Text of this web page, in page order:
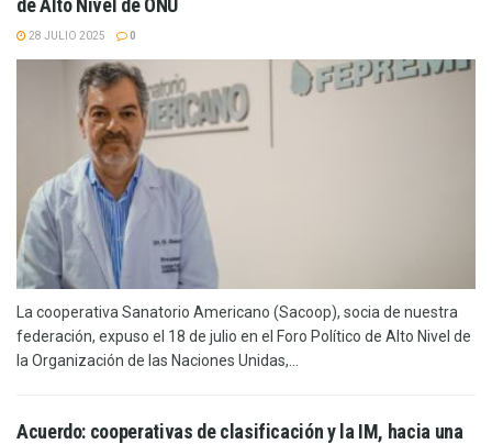
de Alto Nivel de ONU
28 JULIO 2025 0
La cooperativa Sanatorio Americano (Sacoop), socia de nuestra
federación, expuso el 18 de julio en el Foro Político de Alto Nivel de
la Organización de las Naciones Unidas,...
Acuerdo: cooperativas de clasificación y la IM, hacia una